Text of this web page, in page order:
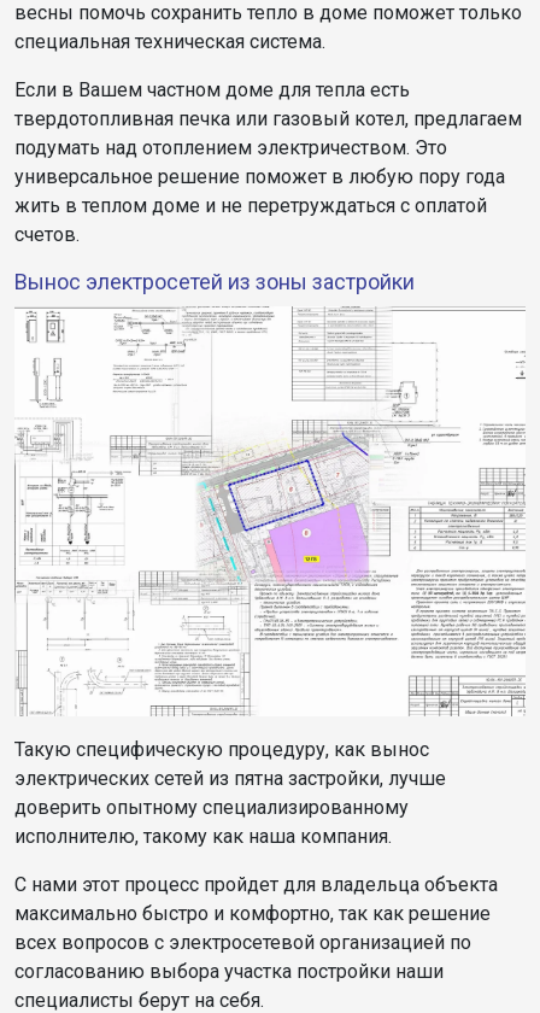
весны помочь сохранить тепло в доме поможет только
специальная техническая система.
Если в Вашем частном доме для тепла есть
твердотопливная печка или газовый котел, предлагаем
подумать над отоплением электричеством. Это
универсальное решение поможет в любую пору года
жить в теплом доме и не перетруждаться с оплатой
счетов.
Вынос электросетей из зоны застройки
Такую специфическую процедуру, как вынос
электрических сетей из пятна застройки, лучше
доверить опытному специализированному
исполнителю, такому как наша компания.
С нами этот процесс пройдет для владельца объекта
максимально быстро и комфортно, так как решение
всех вопросов с электросетевой организацией по
согласованию выбора участка постройки наши
специалисты берут на себя.